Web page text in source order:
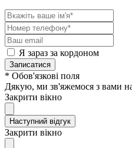
Я зараз за кордоном
Записатися
* Обов'язкові поля
Дякую, ми зв'яжемося з вами
Закрити вікно
Наступний відгук
Закрити вікно